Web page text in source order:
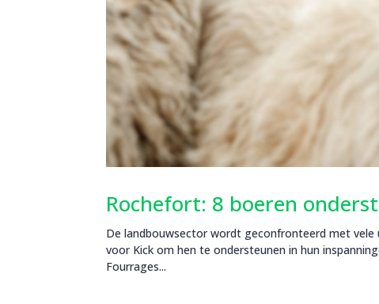
Rochefort: 8 boeren
De landbouwsector wordt geconfronteerd met
voor Kick om hen te ondersteunen in hun
Fourrages...